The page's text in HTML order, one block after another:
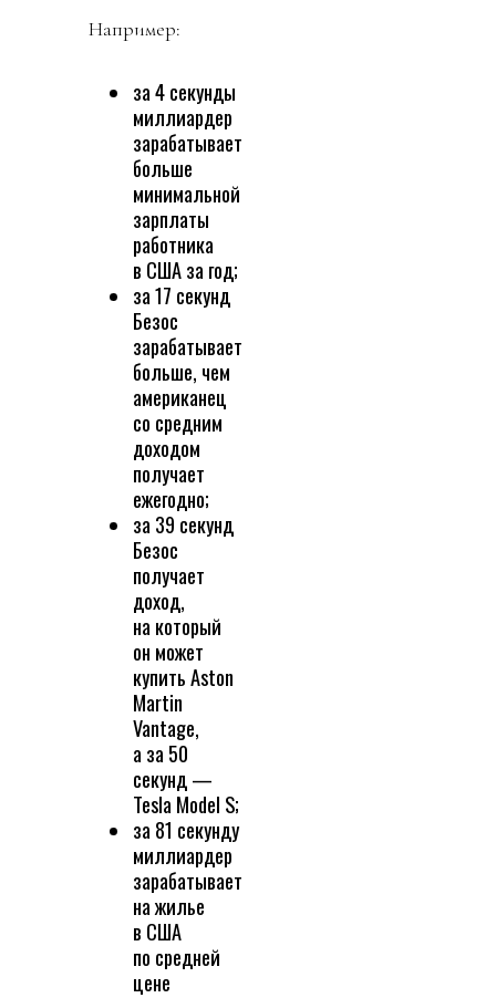
Например:
за 4 секунды
миллиардер
зарабатывает
больше
минимальной
зарплаты
работника
в США за год;
за 17 секунд
Безос
зарабатывает
больше, чем
американец
со средним
доходом
получает
ежегодно;
за 39 секунд
Безос
получает
доход,
на который
он может
купить Aston
Martin
Vantage,
а за 50
секунд —
Tesla Model S;
за 81 секунду
миллиардер
зарабатывает
на жилье
в США
по средней
цене